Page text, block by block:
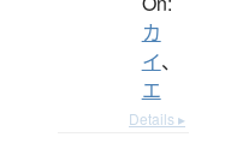
カ
イ、
エ
Details ▸